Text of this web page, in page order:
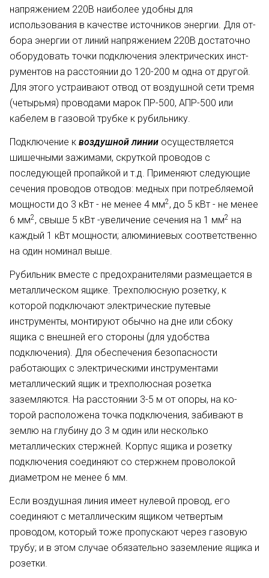
напряжением 220В наибо­лее удобны для
использования в качестве источников энергии. Для от­
бора энергии от линий напряжением 220В достаточно
оборудовать точ­ки подключения электрических инст­
рументов на расстоянии до 120-200 м одна от другой.
Для этого устраивают отвод от воздушной се­ти тремя
(четырьмя) проводами ма­рок ПР-500, АПР-500 или
кабелем в газовой трубке к рубильнику.
Подключение к воздушной линии осуществляется
шишечными зажи­мами, скруткой проводов с
последующей пропайкой и т.д. Применяют следующие
сечения про­водов отводов: медных при потреб­ляемой
мощности до 3 кВт - не ме­нее 4 мм2 , до 5 кВт - не менее
6 мм2 , свыше 5 кВт -увеличение сечения на 1 мм2 на
каждый 1 кВт мощности; алюминиевых соответственно
на один номинал выше.
Рубильник вместе с предохраните­лями размещается в
металлическом ящике. Трехполюсную розетку, к
которой подключают электрические путевые
инструмен­ты, монтируют обычно на дне или сбоку
ящика с внешней его стороны (для удобства
подключения). Для обеспечения безопасности
работаю­щих с электрическими инструмента­ми
металлический ящик и трехпо­люсная розетка
заземляются. На расстоянии 3-5 м от опоры, на ко­
торой расположена точка подключе­ния, забивают в
землю на глубину до 3 м один или несколько
металлических стержней. Корпус ящика и розетку
подключения соединяют со стержнем проволокой
диаметром не менее 6 мм.
Если воздушная линия имеет ну­левой провод, его
соединяют с ме­таллическим ящиком четвертым
проводом, который тоже пропускают через газовую
трубу; и в этом случае обязательно заземление ящика и
ро­зетки.